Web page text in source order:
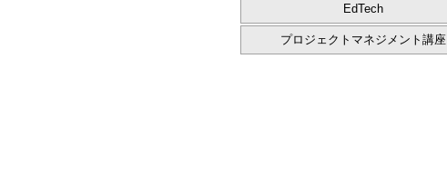
EdTech
プロジェクトマネジメント講座